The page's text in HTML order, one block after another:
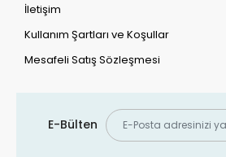
İletişim
Kullanım Şartları ve Koşullar
Mesafeli Satış Sözleşmesi
E-Bülten